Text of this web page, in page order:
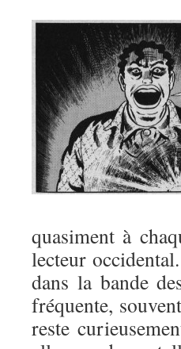
quasiment à
lecteur
dans la bande
fréquente,
reste